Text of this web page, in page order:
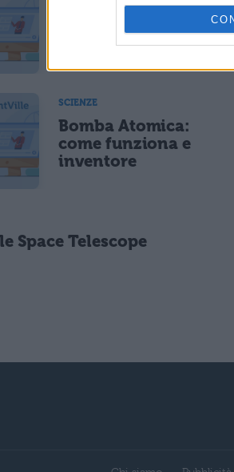
Superfood: cosa
sono ed efficacia
SCIENZE
Bomba Atomica:
come funziona e
inventore
Space Telescope